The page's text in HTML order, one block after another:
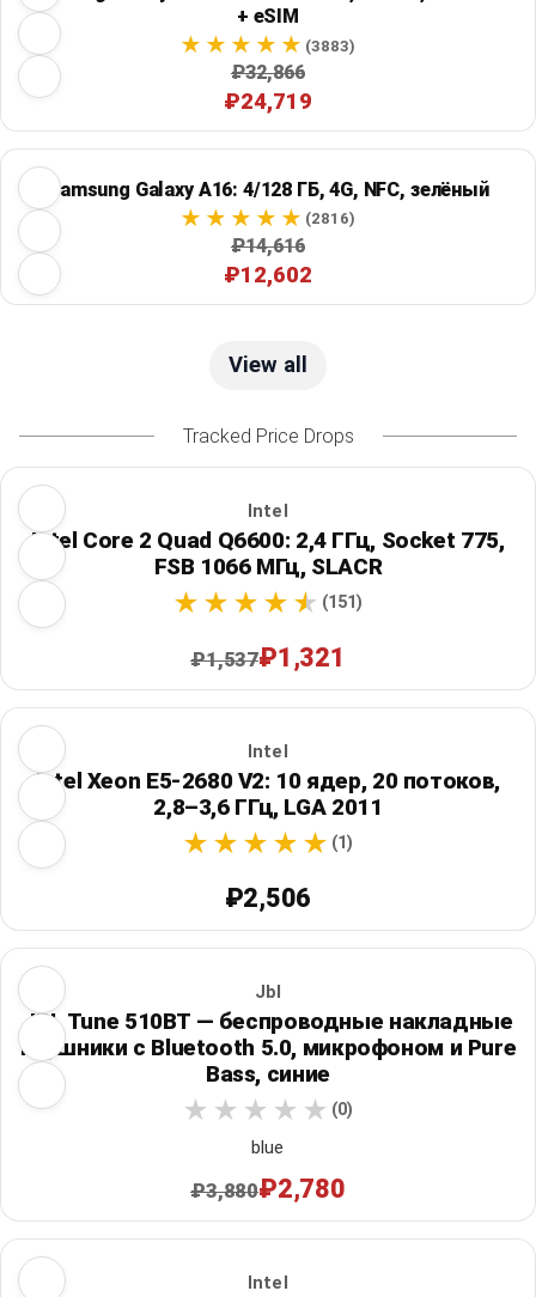
+ eSIM
(3883)
₽32,866
₽24,719
Samsung Galaxy A16: 4/128 ГБ, 4G, NFC, зелёный
(2816)
₽14,616
₽12,602
View all
Tracked Price Drops
Intel
Intel Core 2 Quad Q6600: 2,4 ГГц, Socket 775,
FSB 1066 МГц, SLACR
(151)
₽1,537₽1,321
Intel
Intel Xeon E5-2680 V2: 10 ядер, 20 потоков,
2,8–3,6 ГГц, LGA 2011
(1)
₽2,506
Jbl
JBL Tune 510BT — беспроводные накладные
наушники с Bluetooth 5.0, микрофоном и Pure
Bass, синие
(0)
blue
₽3,880₽2,780
Intel